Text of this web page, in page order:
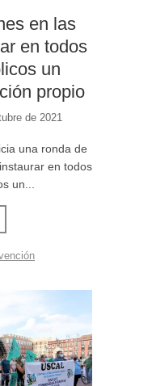
en las
en todos
un
propio
de 2021
una ronda de
en todos
un...